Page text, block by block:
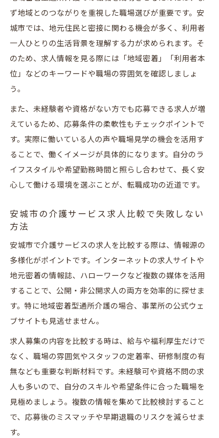
ず地域とのつながりを重視した職場選びが重要です。安
城市では、地元住民と密接に関わる機会が多く、利用者
一人ひとりの生活背景を理解する力が求められます。そ
のため、求人情報を見る際には「地域密着」「利用者本
位」などのキーワードや職場の雰囲気を確認しましょ
う。
また、未経験者や資格がない方でも応募できる求人が増
えているため、応募条件の柔軟性もチェックポイントで
す。実際に働いている人の声や職場見学の機会を活用す
ることで、働くイメージが具体的になります。自分のラ
イフスタイルや希望勤務時間と照らし合わせて、長く安
心して働ける環境を選ぶことが、転職成功の近道です。
安城市の介護サービス求人比較で失敗しない
方法
安城市で介護サービスの求人を比較する際は、情報源の
多様化がポイントです。インターネットの求人サイトや
地元密着の情報誌、ハローワークなど複数の媒体を活用
することで、公開・非公開求人の両方を効率的に探せま
す。特に地域密着型通所介護の場合、事業所の公式ウェ
ブサイトも見逃せません。
求人募集の内容を比較する時は、給与や福利厚生だけで
なく、職場の雰囲気やスタッフの定着率、研修制度の有
無なども重要な判断材料です。未経験可や資格不問の求
人も多いので、自分のスキルや希望条件に合った職場を
見極めましょう。複数の情報を集めて比較検討すること
で、応募後のミスマッチや早期退職のリスクを減らせま
す。